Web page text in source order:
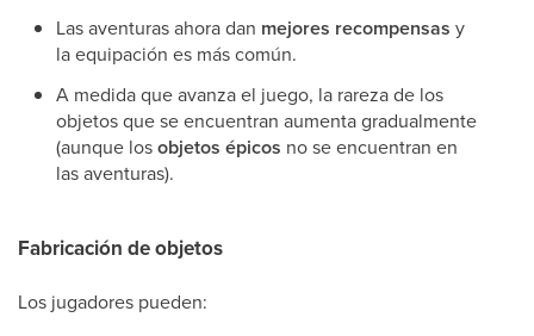
Las aventuras ahora dan mejores recompensas y
la equipación es más común.
A medida que avanza el juego, la rareza de los
objetos que se encuentran aumenta gradualmente
(aunque losobjetos épicos no se encuentran en
las aventuras).
Fabricación de objetos
Los jugadores pueden: